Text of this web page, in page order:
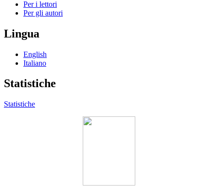
Per i lettori
Per gli autori
Lingua
English
Italiano
Statistiche
Statistiche